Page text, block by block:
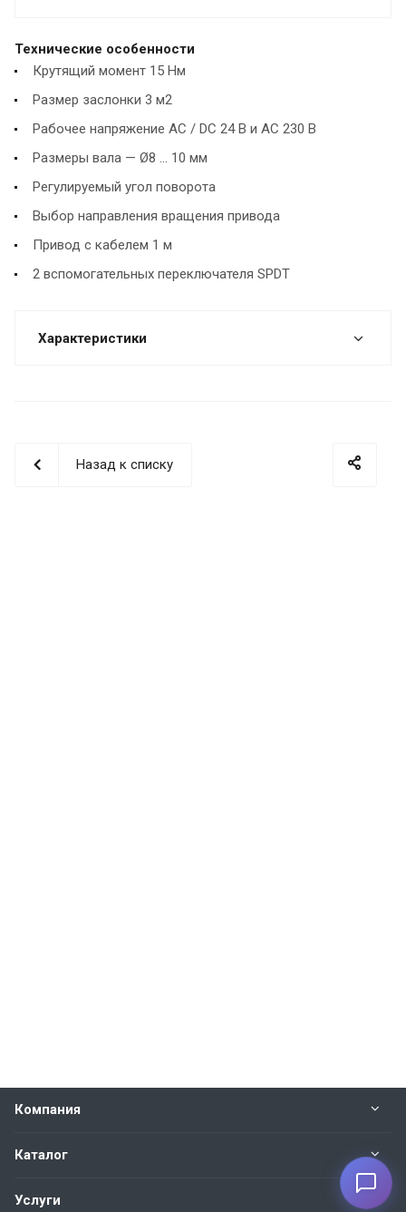
Технические особенности
Крутящий момент 15 Нм
Размер заслонки 3 м2
Рабочее напряжение AC / DC 24 В и AC 230 В
Размеры вала — Ø8 ... 10 мм
Регулируемый угол поворота
Выбор направления вращения привода
Привод с кабелем 1 м
2 вспомогательных переключателя SPDT
Характеристики
Назад к списку
Компания
Каталог
Услуги